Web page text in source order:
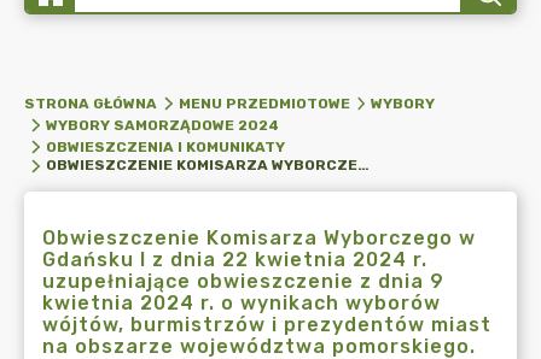
STRONA GŁÓWNA MENU PRZEDMIOTOWE
WYBORY
WYBORY SAMORZĄDOWE 2024
OBWIESZCZENIA I KOMUNIKATY
OBWIESZCZENIE KOMISARZA WYBORCZEGO W GDAŃSKU I Z DNIA 22 KWIETNIA 2024 R. UZUPEŁNIAJĄCE OBWIESZCZENIE Z DNIA 9 KWIETNIA 2024 R. O WYNIKACH WYBORÓW WÓJTÓW, BURMISTRZÓW I PREZYDENTÓW MIAST NA OBSZARZE WOJEWÓDZTWA POMORSKIEGO.
Obwieszczenie Komisarza Wyborczego w
Gdańsku I z dnia 22 kwietnia 2024 r.
uzupełniające obwieszczenie z dnia 9
kwietnia 2024 r. o wynikach wyborów
wójtów, burmistrzów i prezydentów miast
na obszarze województwa pomorskiego.